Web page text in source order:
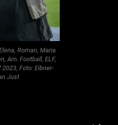
Roman, Maria
Am. Football, ELF,
Foto: Eibner-
Just